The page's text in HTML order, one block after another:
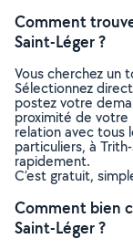
Comment
Saint-Léger ?
Vous cherchez un
Sélectionnez
postez votre
proximité de votre
relation avec tous
particuliers, à
rapidement.
C’est gratuit,
Comment bien
Saint-Léger ?